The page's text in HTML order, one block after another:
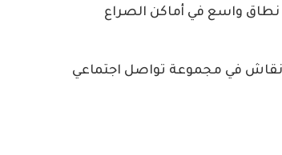
نطاق واسع في أماكن الصراع
نقاش في مجموعة تواصل اجتماعي